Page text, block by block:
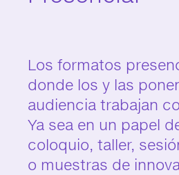
Los formatos
donde los y las
audiencia trabajan
Ya sea en un papel
coloquio, taller,
o muestras de